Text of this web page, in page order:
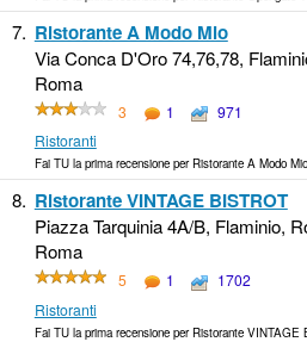
7. Ristorante A Modo Mio
Via Conca D'Oro 74,76,78,
Roma
3 1
971
Ristoranti
Fai TU la prima recensione per Ristorante A Modo
8. Ristorante VINTAGE BISTROT
Piazza Tarquinia 4A/B, Flaminio,
Roma
5 1
1702
Ristoranti
Fai TU la prima recensione per Ristorante VINTAGE